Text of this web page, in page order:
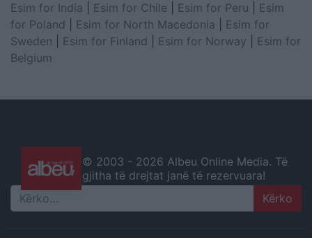
Esim for India
Esim for Chile Esim for Peru
Esim
for Poland
Esim for North Macedonia
Esim for
Sweden
Esim for Finland Esim for Norway
Esim for
Belgium
© 2003 - 2026 Albeu Online Media. Të
gjitha të drejtat janë të rezervuara!
Search